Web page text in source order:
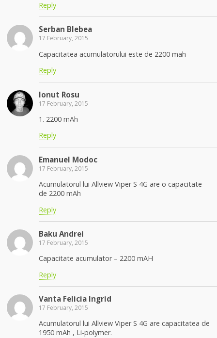
Reply
Serban Blebea
17 February, 2015
Capacitatea acumulatorului este de 2200 mah
Reply
Ionut Rosu
17 February, 2015
1. 2200 mAh
Reply
Emanuel Modoc
17 February, 2015
Acumulatorul lui Allview Viper S 4G are o capacitate
de 2200 mAh
Reply
Baku Andrei
17 February, 2015
Capacitate acumulator – 2200 mAH
Reply
Vanta Felicia Ingrid
17 February, 2015
Acumulatorul lui Allview Viper S 4G are capacitatea de
1950 mAh , Li-polymer.